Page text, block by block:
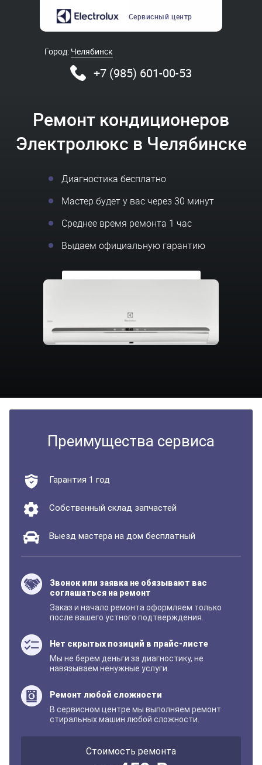
Сервисный центр
Город: Челябинск
+7 (985) 601-00-53
Ремонт кондиционеров
Электролюкс в Челябинске
Диагностика бесплатно
Мастер будет у вас через 30 минут
Среднее время ремонта 1 час
Выдаем официальную гарантию
Преимущества сервиса
Гарантия 1 год
Собственный склад запчастей
Выезд мастера на дом бесплатный
Звонок или заявка не обязывают вас
соглашаться на ремонт
Заказ и начало ремонта оформляем только
после вашего устного подтверждения.
Нет скрытых позиций в прайс-листе
Мы не берем деньги за диагностику, не
навязываем ненужные услуги.
Ремонт любой сложности
В сервисном центре мы выполняем ремонт
стиральных машин любой сложности.
Стоимость ремонта